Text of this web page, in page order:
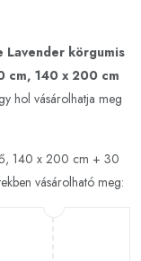
Lavender körgumis
cm, 140 x 200 cm
hol vásárolhatja meg
140 x 200 cm + 30
vásárolható meg: